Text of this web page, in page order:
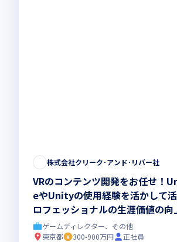
株式会社クリーク･アンド･リバー社
VRのコンテンツ開発をお任せ！
eやUnityの使用経験を活かして
ロフェッショナルの生涯価値の
業ゲームディレクター、その他
東京都
300-900万円
正社員